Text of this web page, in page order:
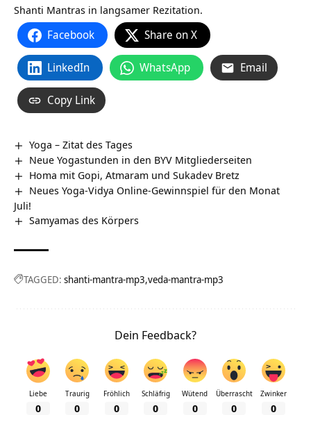
Shanti Mantras in langsamer Rezitation.
Facebook Share on X
LinkedIn WhatsApp Email
Copy Link
Yoga – Zitat des Tages
Neue Yogastunden in den BYV Mitgliederseiten
Homa mit Gopi, Atmaram und Sukadev Bretz
Neues Yoga-Vidya Online-Gewinnspiel für den Monat
Juli!
Samyamas des Körpers
TAGGED: shanti-mantra-mp3 veda-mantra-mp3
Dein Feedback?
Liebe
0
Traurig
0
Fröhlich
0
Schläfrig
0
Wütend
0
Überrascht
0
Zwinker
0